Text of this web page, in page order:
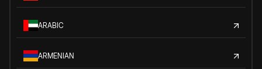
ARABIC
ARMENIAN